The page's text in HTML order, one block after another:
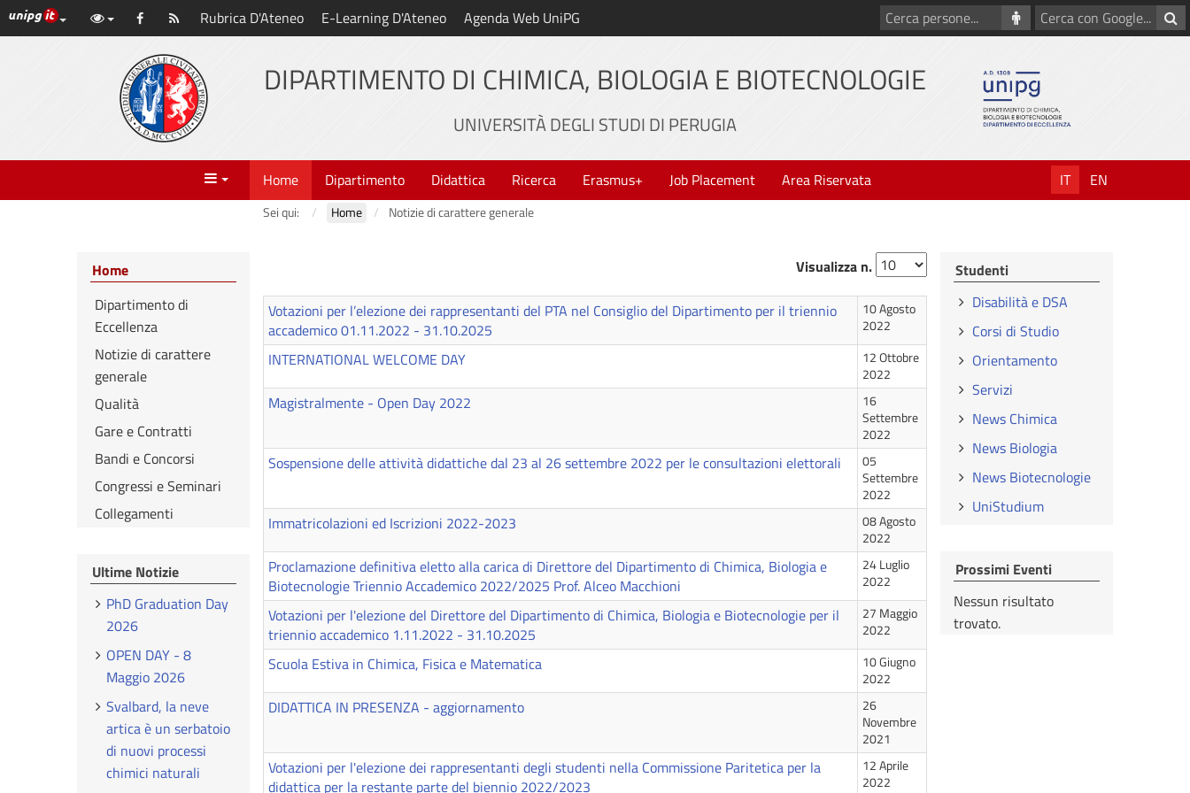
Vai
al
Link ai principali servizi web di Ateneo
Facebook Abbonati
al
feed
Rubrica D'Ateneo E-Learning D'Ateneo Agenda Web UniPG
Cerca
con
Cerca
persone
DIPARTIMENTO DI CHIMICA, BIOLOGIA E BIOTECNOLOGIE
UNIVERSITÀ DEGLI STUDI DI PERUGIA
Menu Home Dipartimento Didattica Ricerca Erasmus+ Job Placement Area Riservata IT EN
Sei qui: Home Notizie di carattere generale
Visualizza n.
Votazioni per l’elezione dei rappresentanti del PTA nel Consiglio del Dipartimento per il triennio
accademico 01.11.2022 - 31.10.2025
10 Agosto
2022
INTERNATIONAL WELCOME DAY
12 Ottobre
2022
Magistralmente - Open Day 2022
16
Settembre
2022
Sospensione delle attività didattiche dal 23 al 26 settembre 2022 per le consultazioni elettorali
05
Settembre
2022
Immatricolazioni ed Iscrizioni 2022-2023
08 Agosto
2022
Proclamazione definitiva eletto alla carica di Direttore del Dipartimento di Chimica, Biologia e
Biotecnologie Triennio Accademico 2022/2025 Prof. Alceo Macchioni
24 Luglio
2022
Votazioni per l'elezione del Direttore del Dipartimento di Chimica, Biologia e Biotecnologie per il
triennio accademico 1.11.2022 - 31.10.2025
27 Maggio
2022
Scuola Estiva in Chimica, Fisica e Matematica
10 Giugno
2022
DIDATTICA IN PRESENZA - aggiornamento
26
Novembre
2021
Votazioni per l'elezione dei rappresentanti degli studenti nella Commissione Paritetica per la
didattica per la restante parte del biennio 2022/2023
12 Aprile
2022
Home
Dipartimento di
Eccellenza
Notizie di carattere
generale
Qualità
Gare e Contratti
Bandi e Concorsi
Congressi e Seminari
Collegamenti
Ultime Notizie
PhD Graduation Day
2026
OPEN DAY - 8
Maggio 2026
Svalbard, la neve
artica è un serbatoio
di nuovi processi
chimici naturali
Studenti
Disabilità e DSA
Corsi di Studio
Orientamento
Servizi
News Chimica
News Biologia
News Biotecnologie
UniStudium
Prossimi Eventi
Nessun risultato
trovato.